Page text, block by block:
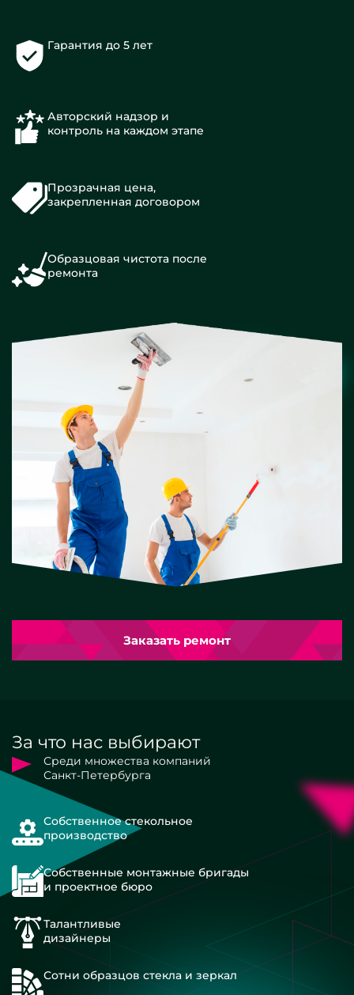
Гарантия до 5 лет
Авторский надзор и
контроль на каждом этапе
Прозрачная цена,
закрепленная договором
Образцовая чистота после
ремонта
Заказать ремонт
За что нас выбирают
Среди множества компаний
Санкт-Петербурга
Собственное стекольное
производство
Собственные монтажные бригады
и проектное бюро
Талантливые
дизайнеры
Сотни образцов стекла и зеркал